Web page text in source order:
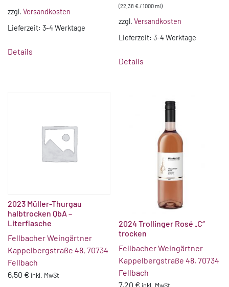
zzgl. Versandkosten
Lieferzeit: 3-4 Werktage
Details
(22,38€/1000ml)
zzgl.Versandkosten
Lieferzeit:3-4 Werktage
Details
2023 Müller-Thurgau
halbtrocken QbA –
Literflasche
Fellbacher Weingärtner
Kappelbergstraße 48, 70734
Fellbach
6,50 € inkl. MwSt
2024 Trollinger Rosé „C“
trocken
Fellbacher Weingärtner
Kappelbergstraße 48, 70734
Fellbach
7,20 €